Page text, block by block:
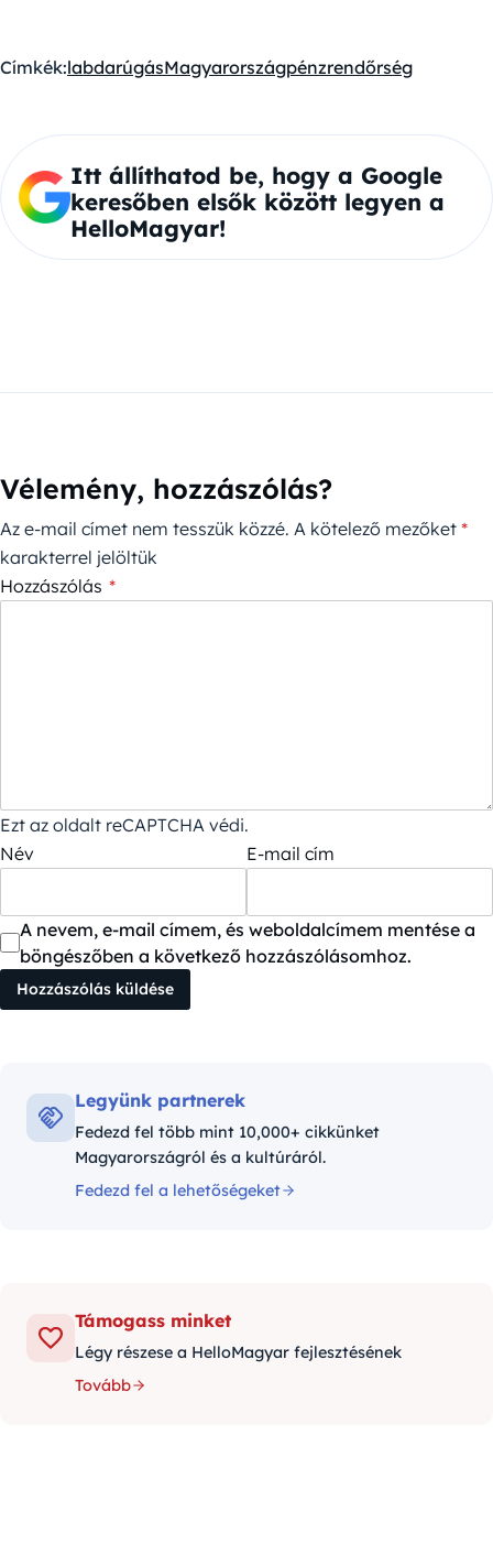
Címkék:labdarúgásMagyarországpénzrendőrség
Itt állíthatod be, hogy a Google
keresőben elsők között legyen a
HelloMagyar!
Vélemény, hozzászólás?
Az e-mail címet nem tesszük közzé. A kötelező mezőket *
karakterrel jelöltük
Hozzászólás *
Ezt az oldalt reCAPTCHA védi.
Név
E-mail cím
A nevem, e-mail címem, és weboldalcímem mentése a
böngészőben a következő hozzászólásomhoz.
Legyünk partnerek
Fedezd fel több mint 10,000+ cikkünket
Magyarországról és a kultúráról.
Fedezd fel a lehetőségeket
Támogass minket
Légy részese a HelloMagyar fejlesztésének
Tovább